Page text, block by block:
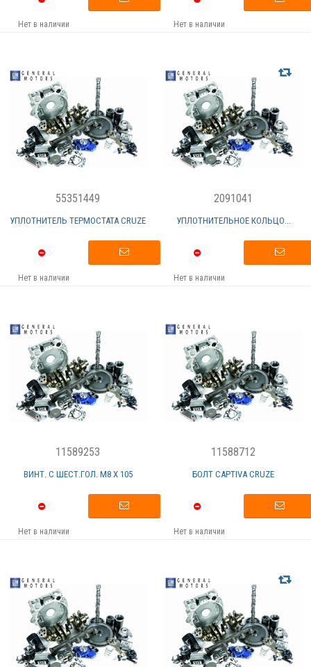
Нет в наличии Нет в наличии
55351449
УПЛОТНИТЕЛЬ ТЕРМОСТАТА CRUZE
Нет в наличии
2091041
УПЛОТНИТЕЛЬНОЕ КОЛЬЦО...
Нет в наличии
11589253
ВИНТ. С ШЕСТ.ГОЛ. M8 X 105
Нет в наличии
11588712
БОЛТ CAPTIVA CRUZE
Нет в наличии